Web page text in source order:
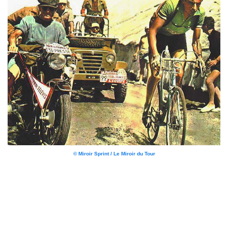
© Miroir Sprint / Le Miroir du Tour